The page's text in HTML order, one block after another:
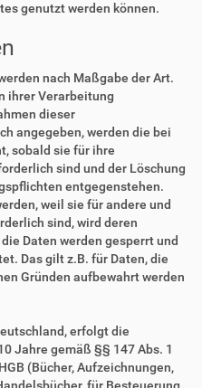
genutzt werden können.
nach Maßgabe der Art.
ihrer Verarbeitung
dieser
angegeben, werden die bei
sobald sie für ihre
sind und der Löschung
entgegenstehen.
weil sie für andere und
sind, wird deren
Daten werden gesperrt und
Das gilt z.B. für Daten, die
Gründen aufbewahrt werden
erfolgt die
Jahre gemäß §§ 147 Abs. 1
(Bücher, Aufzeichnungen,